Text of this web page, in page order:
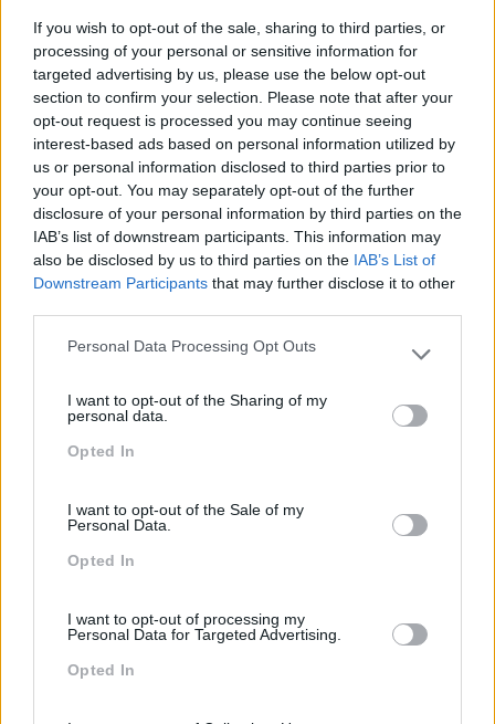
If you wish to opt-out of the sale, sharing to third parties, or
processing of your personal or sensitive information for
targeted advertising by us, please use the below opt-out
section to confirm your selection. Please note that after your
opt-out request is processed you may continue seeing
interest-based ads based on personal information utilized by
us or personal information disclosed to third parties prior to
your opt-out. You may separately opt-out of the further
disclosure of your personal information by third parties on the
IAB’s list of downstream participants. This information may
also be disclosed by us to third parties on the IAB’s List of
Downstream Participants that may further disclose it to other
Please note that this website/app uses one or more Google
not limited to your visit or usage behaviour. You may click to
grant or deny consent to Google and its third-party tags to
use your data for below specified purposes in below Google
Personal Data Processing Opt Outs
I want to opt-out of the Sharing of my
personal data.
Opted In
I want to opt-out of the Sale of my
Personal Data.
Opted In
I want to opt-out of processing my
Personal Data for Targeted Advertising.
Opted In
Pesquisa
Categorias Blog
Artigo De Opinião
Atendimento E Relação Cliente
Desenvolvimento De Competências